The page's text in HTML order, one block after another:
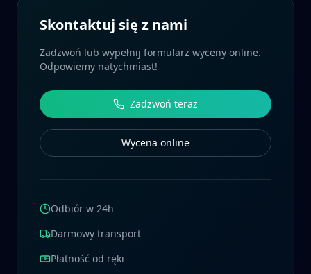
Skontaktuj się z nami
Zadzwoń lub wypełnij formularz wyceny online.
Odpowiemy natychmiast!
Zadzwoń teraz
Wycena online
Odbiór w 24h
Darmowy transport
Płatność od ręki